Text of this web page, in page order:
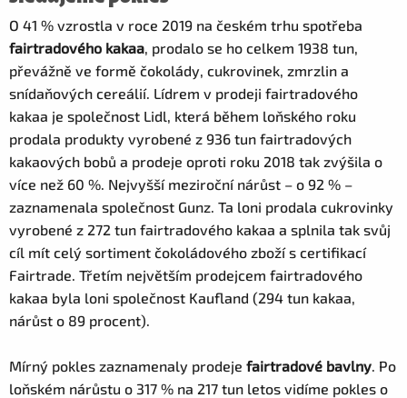
O 41 % vzrostla v roce 2019 na českém trhu spotřeba
fairtradového kakaa, prodalo se ho celkem 1938 tun,
převážně ve formě čokolády, cukrovinek, zmrzlin a
snídaňových cereálií. Lídrem v prodeji fairtradového
kakaa je společnost Lidl, která během loňského roku
prodala produkty vyrobené z 936 tun fairtradových
kakaových bobů a prodeje oproti roku 2018 tak zvýšila o
více než 60 %. Nejvyšší meziroční nárůst – o 92 % –
zaznamenala společnost Gunz. Ta loni prodala cukrovinky
vyrobené z 272 tun fairtradového kakaa a splnila tak svůj
cíl mít celý sortiment čokoládového zboží s certifikací
Fairtrade. Třetím největším prodejcem fairtradového
kakaa byla loni společnost Kaufland (294 tun kakaa,
nárůst o 89 procent).
Mírný pokles zaznamenaly prodeje fairtradové bavlny. Po
loňském nárůstu o 317 % na 217 tun letos vidíme pokles o